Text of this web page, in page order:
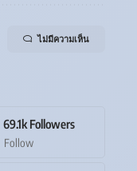
ไม่มีความเห็น
69.1k Followers
Follow